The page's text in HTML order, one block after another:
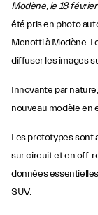
Modène, le 18
été pris en photo
Menotti à Modène.
diffuser les images
Innovante par
nouveau modèle en
Les prototypes sont
sur circuit et en off-
données
SUV.